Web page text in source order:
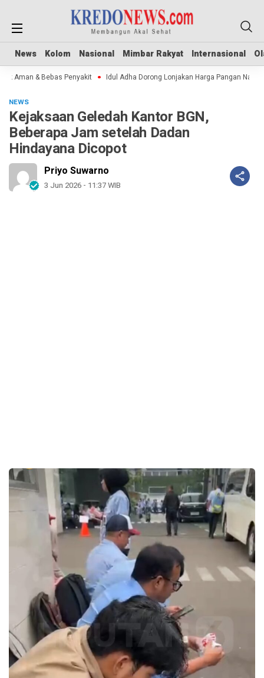
News Kolom Nasional Mimbar Rakyat Internasional
News Kolom Nasional Mimbar Rakyat Internasional
& Bebas Penyakit Idul Adha Dorong Lonjakan Harga Pangan Nasional
NEWS
Kejaksaan Geledah Kantor BGN,
Beberapa Jam setelah Dadan
Hindayana Dicopot
Priyo Suwarno
3 Jun 2026 - 11:37 WIB